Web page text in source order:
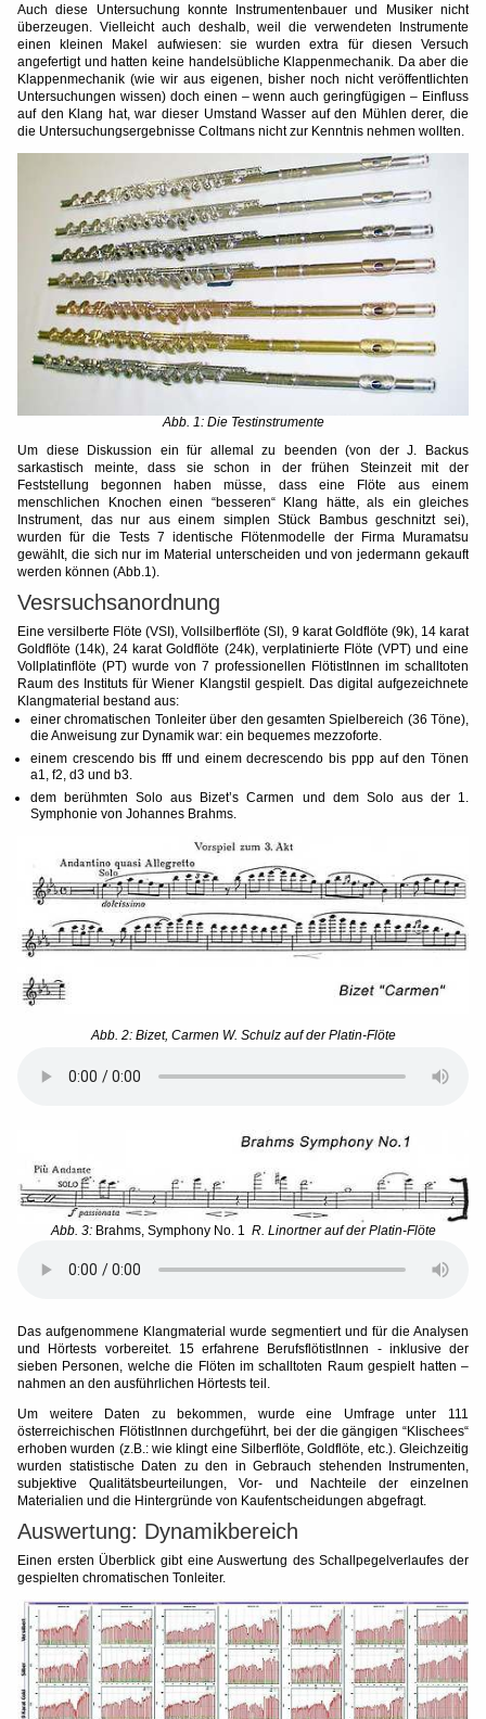
Auch diese Untersuchung konnte Instrumentenbauer und Musiker nicht
überzeugen. Vielleicht auch deshalb, weil die verwendeten Instrumente
einen kleinen Makel aufwiesen: sie wurden extra für diesen Versuch
angefertigt und hatten keine handelsübliche Klappenmechanik. Da aber die
Klappenmechanik (wie wir aus eigenen, bisher noch nicht veröffentlichten
Untersuchungen wissen) doch einen – wenn auch geringfügigen – Einfluss
auf den Klang hat, war dieser Umstand Wasser auf den Mühlen derer, die
die Untersuchungsergebnisse Coltmans nicht zur Kenntnis nehmen wollten.
Abb. 1: Die Testinstrumente
Um diese Diskussion ein für allemal zu beenden (von der J. Backus
sarkastisch meinte, dass sie schon in der frühen Steinzeit mit der
Feststellung begonnen haben müsse, dass eine Flöte aus einem
menschlichen Knochen einen “besseren“ Klang hätte, als ein gleiches
Instrument, das nur aus einem simplen Stück Bambus geschnitzt sei),
wurden für die Tests 7 identische Flötenmodelle der Firma Muramatsu
gewählt, die sich nur im Material unterscheiden und von jedermann gekauft
werden können (Abb.1).
Vesrsuchsanordnung
Eine versilberte Flöte (VSI), Vollsilberflöte (SI), 9 karat Goldflöte (9k), 14 karat
Goldflöte (14k), 24 karat Goldflöte (24k), verplatinierte Flöte (VPT) und eine
Vollplatinflöte (PT) wurde von 7 professionellen FlötistInnen im schalltoten
Raum des Instituts für Wiener Klangstil gespielt. Das digital aufgezeichnete
Klangmaterial bestand aus:
einer chromatischen Tonleiter über den gesamten Spielbereich (36 Töne),
die Anweisung zur Dynamik war: ein bequemes mezzoforte.
einem crescendo bis fff und einem decrescendo bis ppp auf den Tönen
a1, f2, d3 und b3.
dem berühmten Solo aus Bizet’s Carmen und dem Solo aus der 1.
Symphonie von Johannes Brahms.
Abb. 2: Bizet, Carmen W. Schulz auf der Platin-Flöte
Abb. 3: Brahms, Symphony No. 1 R. Linortner auf der Platin-Flöte
Das aufgenommene Klangmaterial wurde segmentiert und für die Analysen
und Hörtests vorbereitet. 15 erfahrene BerufsflötistInnen - inklusive der
sieben Personen, welche die Flöten im schalltoten Raum gespielt hatten –
nahmen an den ausführlichen Hörtests teil.
Um weitere Daten zu bekommen, wurde eine Umfrage unter 111
österreichischen FlötistInnen durchgeführt, bei der die gängigen “Klischees“
erhoben wurden (z.B.: wie klingt eine Silberflöte, Goldflöte, etc.). Gleichzeitig
wurden statistische Daten zu den in Gebrauch stehenden Instrumenten,
subjektive Qualitätsbeurteilungen, Vor- und Nachteile der einzelnen
Materialien und die Hintergründe von Kaufentscheidungen abgefragt.
Auswertung: Dynamikbereich
Einen ersten Überblick gibt eine Auswertung des Schallpegelverlaufes der
gespielten chromatischen Tonleiter.